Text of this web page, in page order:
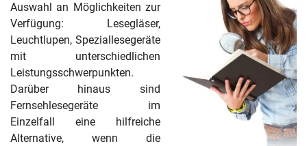
Auswahl an Möglichkeiten zur
Verfügung: Lesegläser,
Leuchtlupen, Speziallesegeräte
mit unterschiedlichen
Leistungsschwerpunkten.
Darüber hinaus sind
Fernsehlesegeräte im
Einzelfall eine hilfreiche
Alternative, wenn die